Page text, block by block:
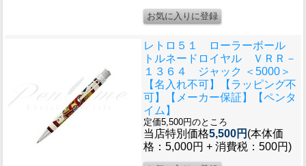
レトロ５１ ローラーボール
トルネードロイヤル ＶＲＲ－
１３６４ ジャック ＜5000＞
【名入れ不可】【ラッピング不
可】【メーカー保証】【ペンタ
イム】
定価5,500円のところ
当店特別価格5,500円 (本体価
格：5,000円 + 消費税：500円)